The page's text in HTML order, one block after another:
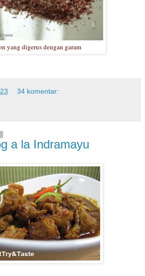
yang digerus dengan garam
34 komentar:
a la Indramayu